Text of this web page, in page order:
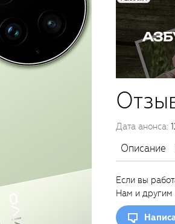
Дата анонса:
Описание
Если вы
Нам и другим